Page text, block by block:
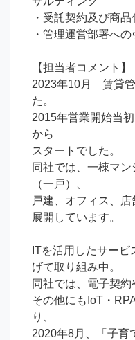
・受託契約及び商
・管理運営部署へ
【担当者コメント】
2023年10月　賃貸
た。
2015年営業開始当
から
スタートでした。
同社では、一棟マ
（一戸）、
戸建、オフィス、
展開しています。
ITを活用したサー
げて取り組み中。
同社では、電子契約
その他にもIoT・
り、
2020年8月、「子育